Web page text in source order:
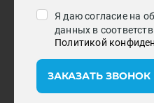
Я даю согласие на
данных в
Политикой
ЗАКАЗАТЬ ЗВОНОК